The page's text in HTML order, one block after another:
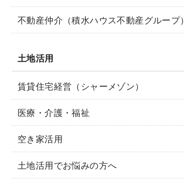
不動産仲介（積水ハウス不動産グループ）
土地活用
賃貸住宅経営（シャーメゾン）
医療・介護・福祉
空き家活用
土地活用でお悩みの方へ